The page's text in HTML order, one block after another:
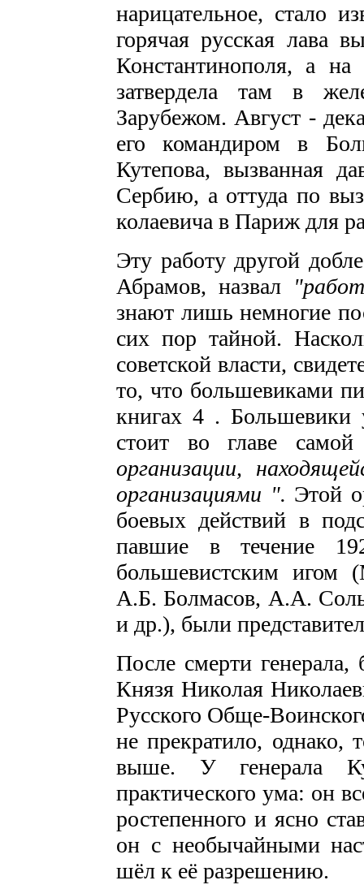
нарицательное, стало
горячая русская лава
Константинополя, а
затвер­дела там в
Зарубежом. Август -
его командиром в
Кутепова, вызванная
Сербию, а от­туда по
колаевича в Париж для
Эту работу другой
Абрамов, назвал
знают лишь немно­гие
сих пор тайной.
советской власти,
то, что большевика­ми
кни­гах 4 . Большевики
стоит во главе
организации,
организациями ". Этой
бо­евых действий в
павшие в течение
большевистским игом
А.Б. Болмасов, А.А.
и др.), были
После смерти
Князя Николая
Русского Обще-
не прекратило, однако,
выше. У генерала
практического ума: он
ростепенного и ясно
он с необычайными
шёл к её разре­шению.